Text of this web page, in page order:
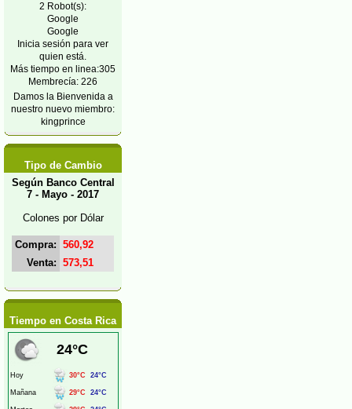
2 Robot(s):
Google
Google
Inicia sesión para ver
quien está.
Más tiempo en linea:305
Membrecía: 226
Damos la Bienvenida a
nuestro nuevo miembro:
kingprince
Tipo de Cambio
Según Banco Central
7 - Mayo - 2017
Colones por Dólar
Compra: 560,92
Venta: 573,51
Tiempo en Costa Rica